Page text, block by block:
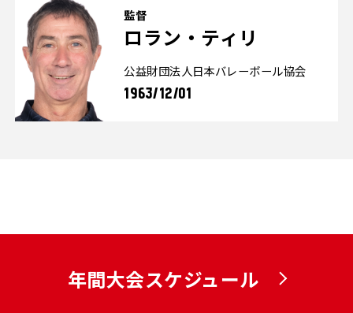
監督
ロラン・ティリ
公益財団法人日本バレーボール協会
1963/12/01
年間大会スケジュール